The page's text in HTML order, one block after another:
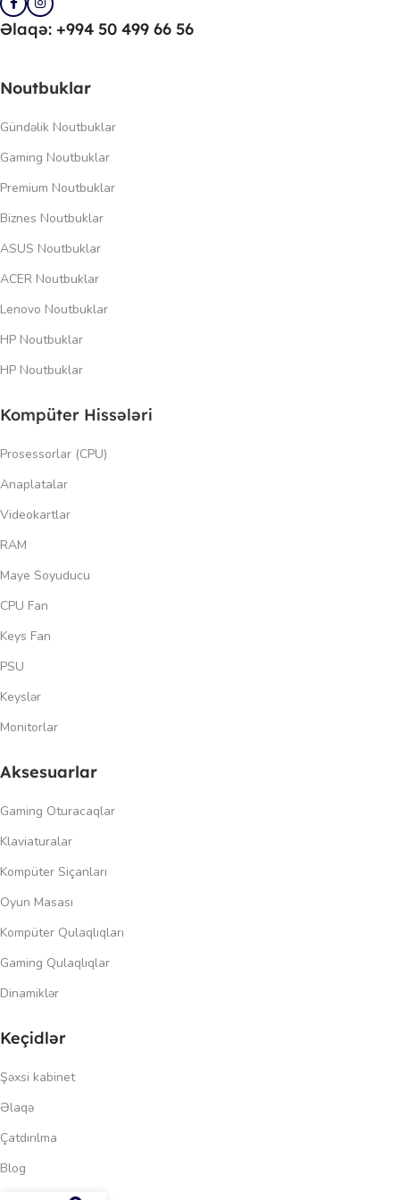
Əlaqə: +994 50 499 66 56
Noutbuklar
Gündəlik Noutbuklar
Gaming Noutbuklar
Premium Noutbuklar
Biznes Noutbuklar
ASUS Noutbuklar
ACER Noutbuklar
Lenovo Noutbuklar
HP Noutbuklar
HP Noutbuklar
Kompüter Hissələri
Prosessorlar (CPU)
Anaplatalar
Videokartlar
RAM
Maye Soyuducu
CPU Fan
Keys Fan
PSU
Keyslər
Monitorlar
Aksesuarlar
Gaming Oturacaqlar
Klaviaturalar
Kompüter Siçanları
Oyun Masası
Kompüter Qulaqlıqları
Gaming Qulaqlıqlar
Dinamiklər
Keçidlər
Şəxsi kabinet
Əlaqə
Çatdırılma
Blog